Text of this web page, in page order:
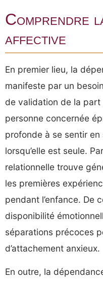
Comprendre
affective
En premier lieu, la
manifeste par un
de validation de la part
personne concernée
profonde à se sentir
lorsqu’elle est seule.
relationnelle trouve
les premières
pendant l’enfance. De
disponibilité
séparations précoces
d’attachement anxieux.
En outre, la